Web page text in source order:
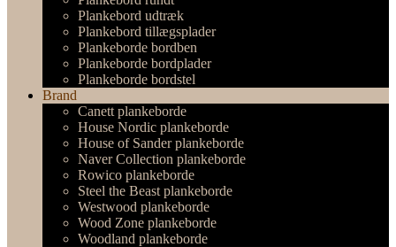
Plankebord udtræk
Plankebord tillægsplader
Plankeborde bordben
Plankeborde bordplader
Plankeborde bordstel
Brand
Canett plankeborde
House Nordic plankeborde
House of Sander plankeborde
Naver Collection plankeborde
Rowico plankeborde
Steel the Beast plankeborde
Westwood plankeborde
Wood Zone plankeborde
Woodland plankeborde